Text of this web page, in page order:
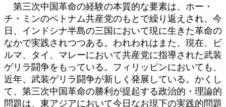
第三次中国革命の経験の本質的な要素は、ホー・
チ・ミンのベトナム共産党のもとで繰り返えされ、今
日、インドシナ半島の三国において現に生きた革命の
なかで実践されつつある。われわれはまた、現在、ビ
ルマ、タイ、マレーにおいて共産党に指導された武装
ゲリラ闘争をもっている。フィリッピンにおいても、
近年、武装ゲリラ闘争が新しく発展している。かくし
て、第三次中国革命の勝利が提起する政治的・理論的
問題は、東アジアにおいて今日なお現下の実践的問題